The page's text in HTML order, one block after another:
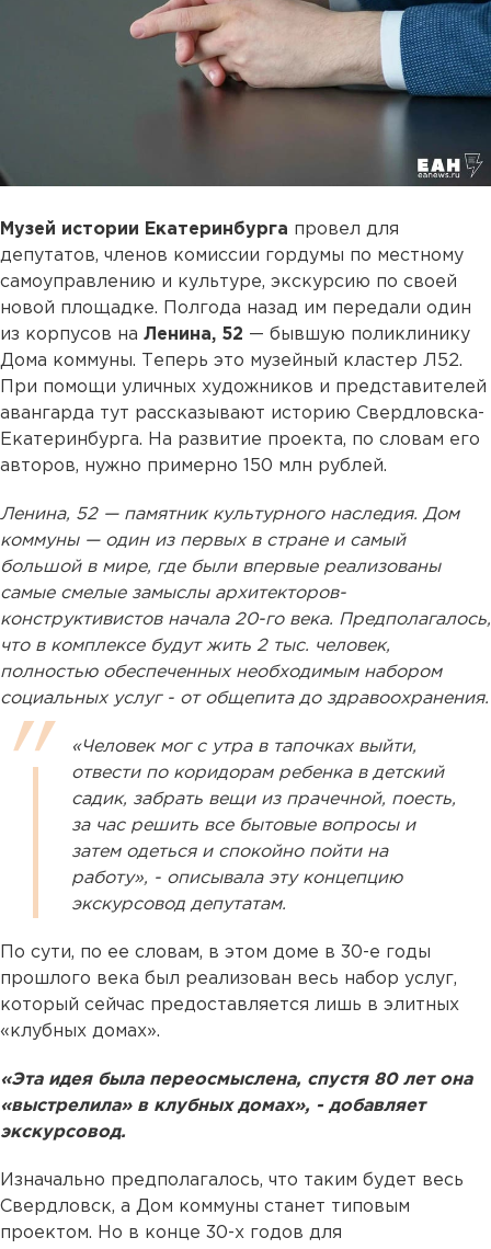
Музей истории Екатеринбурга провел для
депутатов, членов комиссии гордумы по местному
самоуправлению и культуре, экскурсию по своей
новой площадке. Полгода назад им передали один
из корпусов на Ленина, 52 — бывшую поликлинику
Дома коммуны. Теперь это музейный кластер Л52.
При помощи уличных художников и представителей
авангарда тут рассказывают историю Свердловска-
Екатеринбурга. На развитие проекта, по словам его
авторов, нужно примерно 150 млн рублей.
Ленина, 52 — памятник культурного наследия. Дом
коммуны — один из первых в стране и самый
большой в мире, где были впервые реализованы
самые смелые замыслы архитекторов-
конструктивистов начала 20-го века. Предполагалось,
что в комплексе будут жить 2 тыс. человек,
полностью обеспеченных необходимым набором
социальных услуг - от общепита до здравоохранения.
«Человек мог с утра в тапочках выйти,
отвести по коридорам ребенка в детский
садик, забрать вещи из прачечной, поесть,
за час решить все бытовые вопросы и
затем одеться и спокойно пойти на
работу», - описывала эту концепцию
экскурсовод депутатам.
По сути, по ее словам, в этом доме в 30-е годы
прошлого века был реализован весь набор услуг,
который сейчас предоставляется лишь в элитных
«клубных домах».
«Эта идея была переосмыслена, спустя 80 лет она
«выстрелила» в клубных домах», - добавляет
экскурсовод.
Изначально предполагалось, что таким будет весь
Свердловск, а Дом коммуны станет типовым
проектом. Но в конце 30-х годов для